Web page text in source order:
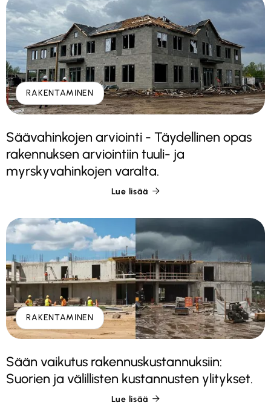
RAKENTAMINEN
Säävahinkojen arviointi - Täydellinen opas
rakennuksen arviointiin tuuli- ja
myrskyvahinkojen varalta.
Lue lisää 
RAKENTAMINEN
Sään vaikutus rakennuskustannuksiin:
Suorien ja välillisten kustannusten ylitykset.
Lue lisää 